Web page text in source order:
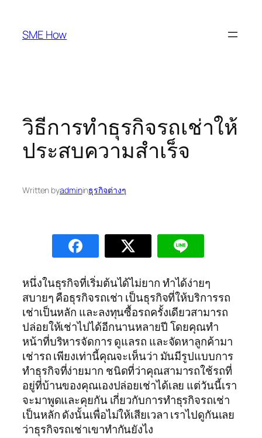
content
SME How
วิธีการทำธุรกิจรถเช่าให้
ประสบความสำเร็จ
Written byadmininธุรกิจต่างๆ
หนึ่งในธุรกิจที่เริ่มต้นได้ไม่ยาก ทำได้ง่ายๆ
สบายๆ คือธุรกิจรถเช่า เป็นธุรกิจที่ให้บริการรถ
เช่าเป็นหลัก และลงทุนซื้อรถครั้งเดียวสามารถ
ปล่อยให้เช่าไปได้อีกนานหลายปี โดยคุณทำ
หน้าที่บริหารจัดการ ดูแลรถ และจัดหาลูกค้ามา
เช่ารถ เพียงเท่านี้คุณจะเห็นว่า มันมีรูปแบบการ
ทำธุรกิจที่ง่ายมาก ชนิดที่ว่าคุณสามารถใช้รถที่
อยู่ที่บ้านของคุณเองปล่อยเช่าได้เลย แต่วันนี้เรา
จะมาพูดและคุยกัน เกี่ยวกับการทำธุรกิจรถเช่า
เป็นหลัก ดังนั้นเพื่อไม่ให้เสียเวลา เราไปดูกันเลย
ว่าธุรกิจรถเช่าเขาทำกันยังไง